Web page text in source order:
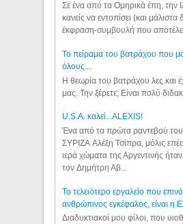
Σε ένα από τα Ομηρικά έπη, την
κανείς να εντοπίσει (και
έκφραση-συμβουλή που
Το πείραμα του βατράχου που
όλους...
Η θεωρία του βατράχου λες και
μας. Την ξέρετε; Είναι πολύ
U.S.A. καλεί...ALEXIS!
Ένα από τα πρώτα ραντεβού
ΣΥΡΙΖΑ Αλέξη Τσίπρα, μόλις
ιερά χώματα της Αργεντινής ήταν
τον Δημήτρη Αβ...
Το τελειότερο εργαλείο που
ανθρώπινος εγκέφαλος, είναι η
Διαδυκτιακοί μου φίλοι, που